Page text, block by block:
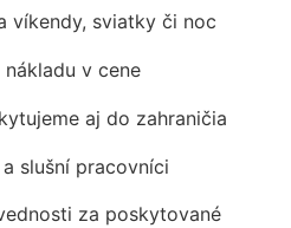
víkendy, sviatky či noc
v cene
aj do zahraničia
slušní pracovníci
za poskytované